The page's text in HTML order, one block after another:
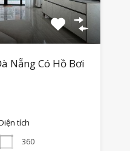
Nẵng Có Hồ Bơi
tích
360